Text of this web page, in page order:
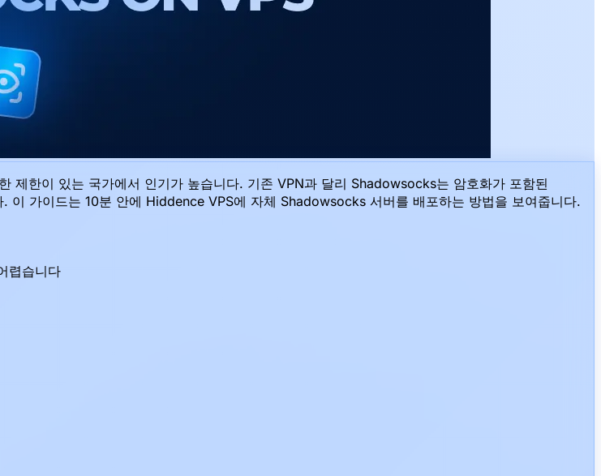
한이 있는 국가에서 인기가 높습니다. 기존 VPN과 달리 Shadowsocks는 암호화가 포함된
이 가이드는 10분 안에 Hiddence VPS에 자체 Shadowsocks 서버를 배포하는 방법을 보여줍니다.
렵습니다